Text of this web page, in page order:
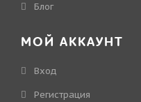
Блог
МОЙ АККАУНТ
Вход
Регистрация